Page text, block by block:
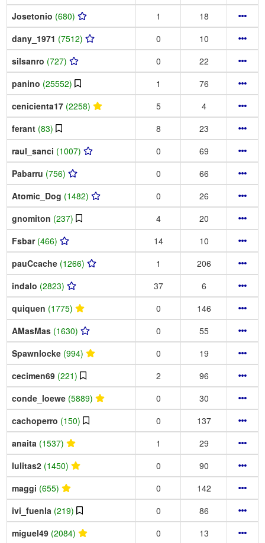
Josetonio (680) 1
18
dany_1971 (7512) 0
10
silsanro (727) 0
22
panino (25552) 1
76
cenicienta17 (2258) 5
4
ferant (83) 8
23
raul_sanci (1007) 0
69
Pabarru (756) 0
66
Atomic_Dog (1482) 0
26
gnomiton (237) 4
20
Fsbar (466) 14
10
pauCcache (1266) 1
206
indalo (2823) 37
6
quiquen (1775) 0
146
AMasMas (1630) 0
55
Spawnlocke (994) 0
19
cecimen69 (221) 2
96
conde_loewe (5889) 0
30
cachoperro (150) 0
137
anaita (1537) 1
29
lulitas2 (1450) 0
90
maggi (655) 0
142
ivi_fuenla (219) 0
86
miguel49 (2084) 0 13